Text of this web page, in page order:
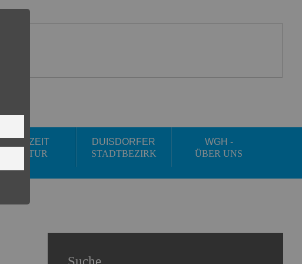
FREIZEIT
KULTUR
DUISDORFER
STADTBEZIRK
WGH -
ÜBER UNS